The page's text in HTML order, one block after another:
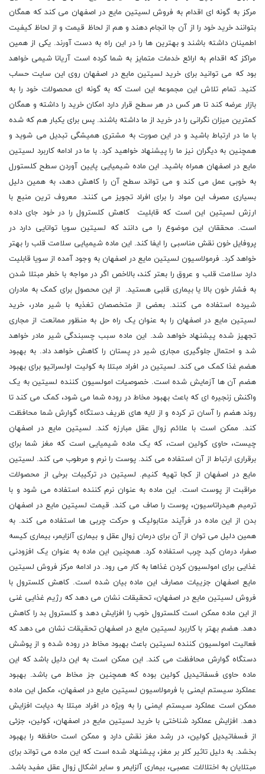
مرکز به گونه ای اقدام به فروش لسیتین مایع در اصفهان می کند که همگان
بتوانند خرید خود را از آن جا انجام دهند و هم از لحاظ قیمت و از لحاظ کیفیت
اطمینان داشته باشند و بهترین ها را در این راه به دست آورند. یکی از همین
مراکز که اقدام به ارائع خدمات متمایز به شما کرده است آریانا شیمی خواهد
بود که می توانید برای خرید لسیتین مایع در اصفهان روی این سایت حساب
کنید. تمام تلاش این مجموعه این است که به گونه ای محصولات خود را به
بازار عرضه کند تا هر کس در هر سطح قرار دارد امکان خرید را داشته و همگان
کمترین میزان نگرانی را در خرید از ما داشته باشند. پس برای یکبار هم که شده
با ما در ارتباط باشید و در این صورت به مشتری همیشگی تبدیل می شوید و
همچنین به دیگران نیز ما را پیشنهاد خواهید کرد. با ما در ادامه کاربرد لسیتین
مایع در اصفهان همراه باشید. این ماده شیمیایی پایین آوردن سطح کلستورل
به خوبی عمل می کند و می تواند سطح آن را کاهش دهد، به همین دلیل
بسیاری مصرف این مواد را برای افراد تجویز می کنند. معروف ترین منبع با
ارزش لسیتین این است که قابلیت کاهش کلسترول را در خود جای داده
است. محققان این موضوع را می دانند که لسیتین سویا توانایی دارد در
پروفایل خون نقش مناسبی را ایفا کند. این ماده شیمیایی سلامت قلب را بهتر
خواهد کرد. فرمولاسیون لسیتین مایع در اصفهان به وجود آمده از سویا قابلیت
دارد سلامت قلب و عروق را بعتر کند، بالاخص اگر در مواجه با خطر مبتلا شدن
به فشار خون بالا یا بیماری قلبی هستید. از این محصول برای کمک به مادران
شیرده استفاده می کنند. بعضی از متخصصان تغذیه با شیر مادر، خرید
لسیتین مایع در اصفهان را به عنوان یک راه حل به منظور ممانعت از مجاری
تجهیز شده پیشنهاد خواهد شد. این ماده سبب چسبندگی شیر مادر خواهد
شد و احتمال جلوگیری مجاری شیر در پستان را کاهش خواهد داد. به بهبود
هضم غذا کمک می کند. لسیتین در افراد مبتلا به کولیت اولسراتیو برای بهبود
هضم آن ها آزمایش شده است. خصوصیات امولسیون کننده لسیتین به یک
واکنش زنجیره ای که باعث بهبود مخاط در روده شما می شود، کمک می کند تا
روند هضم را آسان تر کرده و از لایه های ظریف دستگاه گوارش شما محافظت
کند. ممکن است با علائم زوال عقل مبارزه کند. لسیتین مایع در اصفهان
چیست، حاوی کولین است، که یک ماده شیمیایی است که مغز شما برای
برقراری ارتباط از آن استفاده می کند. پوست را نرم و مرطوب می کند. لسیتین
مایع در اصفهان از کجا تهیه کنیم. لسیتین در ترکیبات برخی از محصولات
مراقبت از پوست است. این ماده به عنوان نرم کننده استفاده می شود و با
ترمیم هیدراتاسیون، پوست را صاف می کند. قیمت لسیتین مایع در اصفهان
بدن از این ماده در فرآیند متابولیک و حرکت چربی ها استفاده می کند. به
همین دلیل می توان از آن برای درمان زوال عقل و بیماری آلزایمر، بیماری کیسه
صفرا، درمان کبد چرب استفاده کرد. همچنین این ماده به عنوان یک افزودنی
غذایی برای امولسیون کردن غذاها به کار می رود. در ادامه مرکز فروش لسیتین
مایع اصفهان جزییات مصارف این ماده بیان شده است. کاهش کلسترول با
فروش لسیتین مایع در اصفهان، تحقیقات نشان می دهد که رژیم غذایی غنی
از این ماده ممکن است کلسترول خوب را افزایش دهد و کلسترول بد را کاهش
دهد. هضم بهتر با کاربرد لسیتین مایع در اصفهان تحقیقات نشان می دهد که
فعالیت امولسیون کننده لسیتین باعث بهبود مخاط در روده شده و از پوشش
دستگاه گوارش محافظت می کند. این ممکن است به این دلیل باشد که این
ماده حاوی فسفاتیدیل کولین بوده که همچنین جز مخاط می باشد. بهبود
عملکرد سیستم ایمنی با فرمولاسیون لسیتین مایع در اصفهان، مکمل این ماده
ممکن است عملکرد سیستم ایمنی را به ویژه در افراد مبتلا به دیابت افزایش
دهد. افزایش عملکرد شناختی با خرید لسیتین مایع در اصفهان، کولین، جزئی
از فسفاتیدیل کولین، در رشد مغز نقش دارد و ممکن است حافظه را بهبود
بخشد. به دلیل تاثیر کلر بر مغز، پیشنهاد شده است که این ماده می تواند برای
مبتلایان به اختلالات عصبی، بیماری آلزایمر و سایر اشکال زوال عقل مفید باشد.